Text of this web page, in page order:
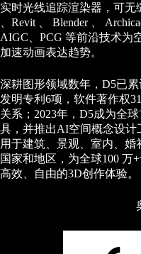
实时光线追踪渲染器，可无
、Revit 、 Blender 、
AIGC、PCG 等前沿技术为
加速动画表达趋势。
深耕图形领域数年，D5已
发明专利6项，软件著作权
关系；2023年，D5成为全
具，并推出AI空间概念设计
用于建筑、景观、室内、婚
国家和地区，为全球100 万
高效、自由的3D创作体验。